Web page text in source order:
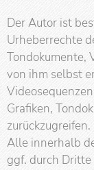
Der Autor ist
Urheberrechte
Tondokumente,
von ihm selbst
Grafiken,
zurückzugreifen.
Alle innerhalb
ggf. durch